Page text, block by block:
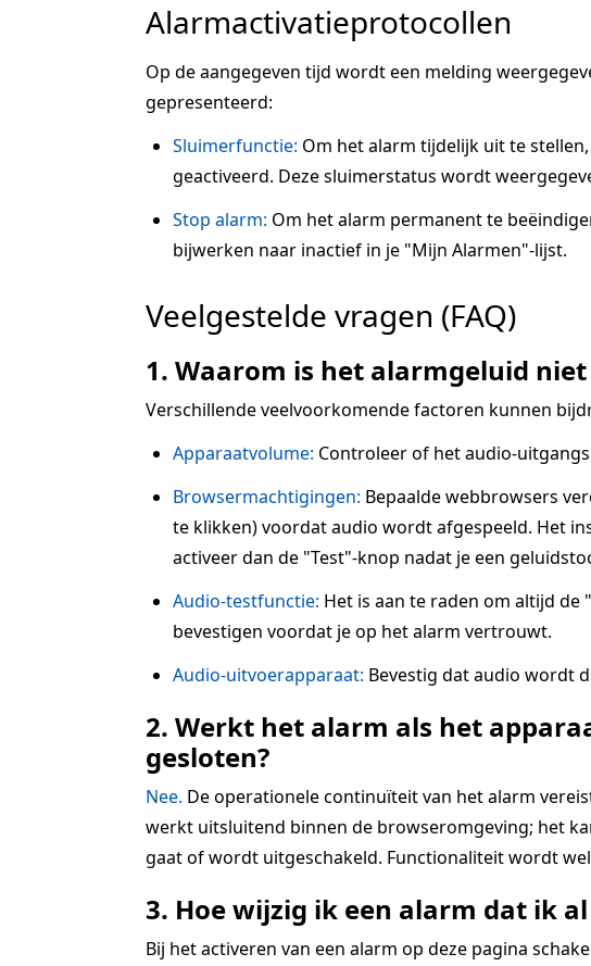
Alarmactivatieprotocollen
Op de aangegeven tijd wordt een melding
gepresenteerd:
Sluimerfunctie: Om het alarm tijdelijk uit te
geactiveerd. Deze sluimerstatus wordt
Stop alarm: Om het alarm permanent te
bijwerken naar inactief in je "Mijn Alarmen"-lijst.
Veelgestelde vragen (FAQ)
1. Waarom is het alarmgeluid
Verschillende veelvoorkomende factoren kunnen
Apparaatvolume: Controleer of het audio-
Browsermachtigingen: Bepaalde webbrowsers
te klikken) voordat audio wordt afgespeeld. Het
activeer dan de "Test"-knop nadat je een
Audio-testfunctie: Het is aan te raden om altijd
bevestigen voordat je op het alarm vertrouwt.
Audio-uitvoerapparaat: Bevestig dat audio wordt
2. Werkt het alarm als het
gesloten?
Nee. De operationele continuïteit van het alarm
werkt uitsluitend binnen de browseromgeving; het
gaat of wordt uitgeschakeld. Functionaliteit wordt
3. Hoe wijzig ik een alarm dat ik
Bij het activeren van een alarm op deze pagina